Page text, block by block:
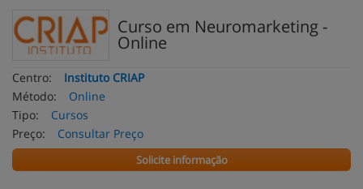
Curso em Neuromarketing -
Online
Centro:
Instituto CRIAP
Método:
Online
Tipo:
Cursos
Preço:
Consultar Preço
Solicite informação